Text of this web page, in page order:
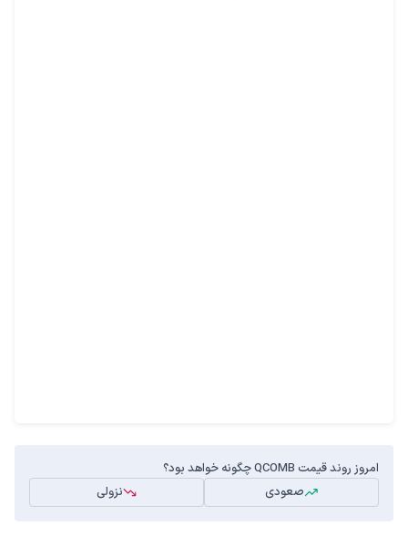
امروز روند قیمت QCOMB چگونه خواهد بود؟
صعودی
نزولی